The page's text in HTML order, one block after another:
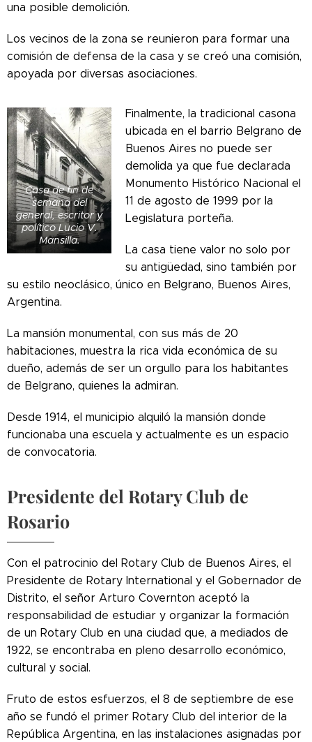
una posible demolición.
Los vecinos de la zona se reunieron para formar una
comisión de defensa de la casa y se creó una comisión,
apoyada por diversas asociaciones.
Casa de fin de
semana del
general, escritor y
político Lucio V.
Mansilla.
Finalmente, la tradicional casona
ubicada en el barrio Belgrano de
Buenos Aires no puede ser
demolida ya que fue declarada
Monumento Histórico Nacional el
11 de agosto de 1999 por la
Legislatura porteña.
La casa tiene valor no solo por
su antigüedad, sino también por
su estilo neoclásico, único en Belgrano, Buenos Aires,
Argentina.
La mansión monumental, con sus más de 20
habitaciones, muestra la rica vida económica de su
dueño, además de ser un orgullo para los habitantes
de Belgrano, quienes la admiran.
Desde 1914, el municipio alquiló la mansión donde
funcionaba una escuela y actualmente es un espacio
de convocatoria.
Presidente del Rotary Club de
Rosario
Con el patrocinio del Rotary Club de Buenos Aires, el
Presidente de Rotary International y el Gobernador de
Distrito, el señor Arturo Covernton aceptó la
responsabilidad de estudiar y organizar la formación
de un Rotary Club en una ciudad que, a mediados de
1922, se encontraba en pleno desarrollo económico,
cultural y social.
Fruto de estos esfuerzos, el 8 de septiembre de ese
año se fundó el primer Rotary Club del interior de la
República Argentina, en las instalaciones asignadas por